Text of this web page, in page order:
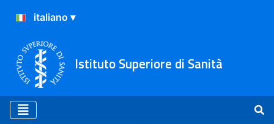
Istituto Superiore di Sanità